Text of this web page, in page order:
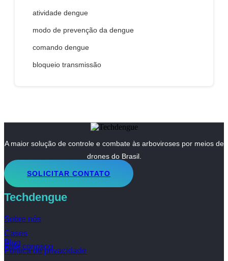
atividade dengue
modo de prevenção da dengue
comando dengue
bloqueio transmissão
A maior solução de controle e combate às arboviroses por meios de
drones do Brasil.
SOLICITAR CONTATO
Techdengue
Sobre nós
Cases
Blog
Fale conosco
Política de privacidade